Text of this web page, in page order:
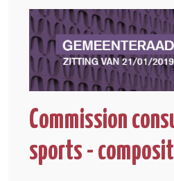
Vivre à Auderghem
En 1 clic
Commission
sports -